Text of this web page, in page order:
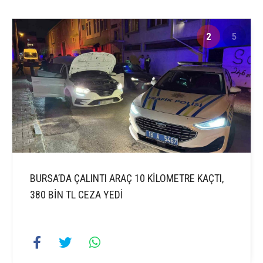
2 5
BURSA’DA ÇALINTI ARAÇ 10 KİLOMETRE KAÇTI,
380 BİN TL CEZA YEDİ